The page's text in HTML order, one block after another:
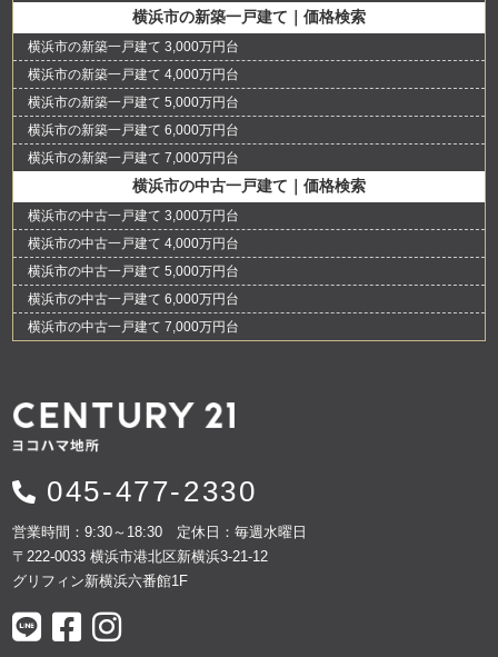
横浜市の新築一戸建て｜価格検索
横浜市の新築一戸建て 3,000万円台
横浜市の新築一戸建て 4,000万円台
横浜市の新築一戸建て 5,000万円台
横浜市の新築一戸建て 6,000万円台
横浜市の新築一戸建て 7,000万円台
横浜市の中古一戸建て｜価格検索
横浜市の中古一戸建て 3,000万円台
横浜市の中古一戸建て 4,000万円台
横浜市の中古一戸建て 5,000万円台
横浜市の中古一戸建て 6,000万円台
横浜市の中古一戸建て 7,000万円台
045-477-2330
営業時間：9:30～18:30 定休日：毎週水曜日
〒222-0033 横浜市港北区新横浜3-21-12
グリフィン新横浜六番館1F